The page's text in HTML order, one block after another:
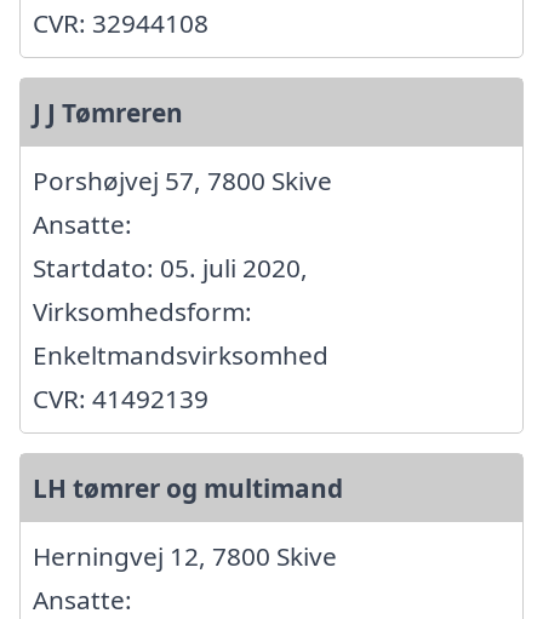
CVR: 32944108
J J Tømreren
Porshøjvej 57, 7800 Skive
Ansatte:
Startdato: 05. juli 2020,
Virksomhedsform:
Enkeltmandsvirksomhed
CVR: 41492139
LH tømrer og multimand
Herningvej 12, 7800 Skive
Ansatte: